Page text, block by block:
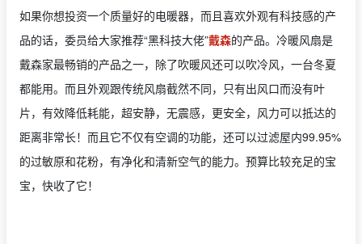
如果你想投资一个质量好的电暖器，而且喜欢外观有科技感的产
品的话，委员给大家推荐“黑科技大佬”戴森的产品。冷暖风扇是
戴森家最畅销的产品之一，除了吹暖风还可以吹冷风，一台冬夏
都能用。而且外观跟传统风扇截然不同，只有出风口而没有叶
片，有效降低耗能，超安静，无震感，更安全，风力可以抵达的
距离非常长！而且它不仅有空调的功能，还可以过滤屋内99.95%
的过敏原和花粉，有净化和清新空气的能力。预算比较充足的宝
宝，快收了它！